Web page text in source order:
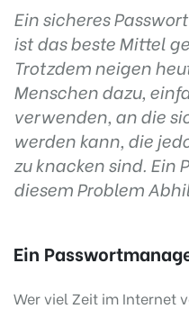
Ein sicheres
ist das beste Mittel
Trotzdem neigen
Menschen dazu,
verwenden, an die
werden kann, die
zu knacken sind. Ein
diesem Problem
Ein
Wer viel Zeit im Internet